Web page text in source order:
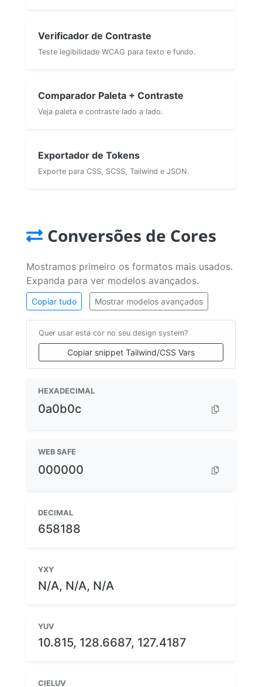
Verificador de Contraste
Teste legibilidade WCAG para texto e fundo.
Comparador Paleta + Contraste
Veja paleta e contraste lado a lado.
Exportador de Tokens
Exporte para CSS, SCSS, Tailwind e JSON.
Conversões de Cores
Mostramos primeiro os formatos mais usados.
Expanda para ver modelos avançados.
Copiar tudo Mostrar modelos avançados
Quer usar esta cor no seu design system?
Copiar snippet Tailwind/CSS Vars
HEXADECIMAL
0a0b0c
WEB SAFE
000000
DECIMAL
658188
YXY
N/A, N/A, N/A
YUV
10.815, 128.6687, 127.4187
CIELUV